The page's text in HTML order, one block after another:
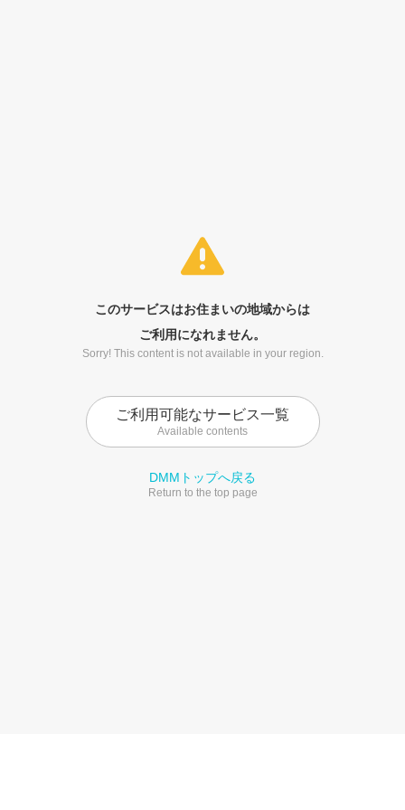
このサービスはお住まいの地域からは
ご利用になれません。
Sorry! This content is not available in your region.
ご利用可能なサービス一覧
Available contents
DMMトップへ戻る
Return to the top page